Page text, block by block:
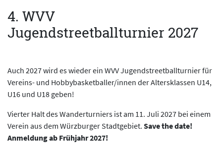
4. WVV
Jugendstreetballturnier 2027
Auch 2027 wird es wieder ein WVV Jugendstreetballturnier für
Vereins- und Hobbybasketballer/innen der Altersklassen U14,
U16 und U18 geben!
Vierter Halt des Wanderturniers ist am 11. Juli 2027 bei einem
Verein aus dem Würzburger Stadtgebiet. Save the date!
Anmeldung ab Frühjahr 2027!